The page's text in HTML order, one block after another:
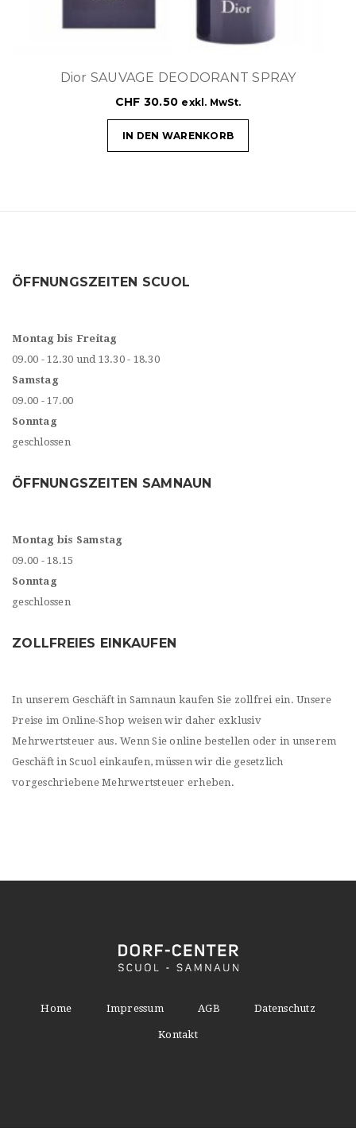
Dior SAUVAGE DEODORANT SPRAY
CHF 30.50 exkl. MwSt.
IN DEN WARENKORB
ÖFFNUNGSZEITEN SCUOL
Montag bis Freitag
09.00 - 12.30 und 13.30 - 18.30
Samstag
09.00 - 17.00
Sonntag
geschlossen
ÖFFNUNGSZEITEN SAMNAUN
Montag bis Samstag
09.00 - 18.15
Sonntag
geschlossen
ZOLLFREIES EINKAUFEN
In unserem Geschäft in Samnaun kaufen Sie zollfrei ein. Unsere
Preise im Online-Shop weisen wir daher exklusiv
Mehrwertsteuer aus. Wenn Sie online bestellen oder in unserem
Geschäft in Scuol einkaufen, müssen wir die gesetzlich
vorgeschriebene Mehrwertsteuer erheben.
Home Impressum AGB Datenschutz
Kontakt